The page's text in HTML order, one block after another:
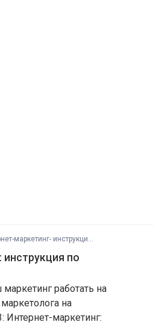
маркетинг- инструкция по п
инструкция по
работать на
на
Интернет-маркетинг: